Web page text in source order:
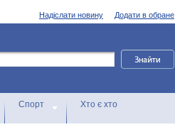
Додати в обране
Надіслати новину
Спорт Хто є хто